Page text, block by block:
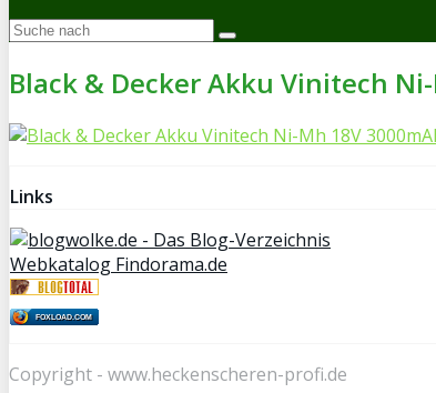
Black & Decker Akku Vinitech
Links
Webkatalog Findorama.de
FOXLOAD.COM
Copyright - www.heckenscheren-profi.de